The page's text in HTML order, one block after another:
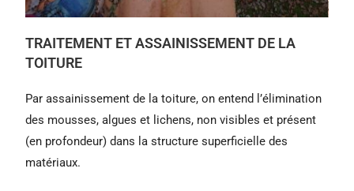
TRAITEMENT ET ASSAINISSEMENT DE LA
TOITURE
Par assainissement de la toiture, on entend l’élimination
des mousses, algues et lichens, non visibles et présent
(en profondeur) dans la structure superficielle des
matériaux.